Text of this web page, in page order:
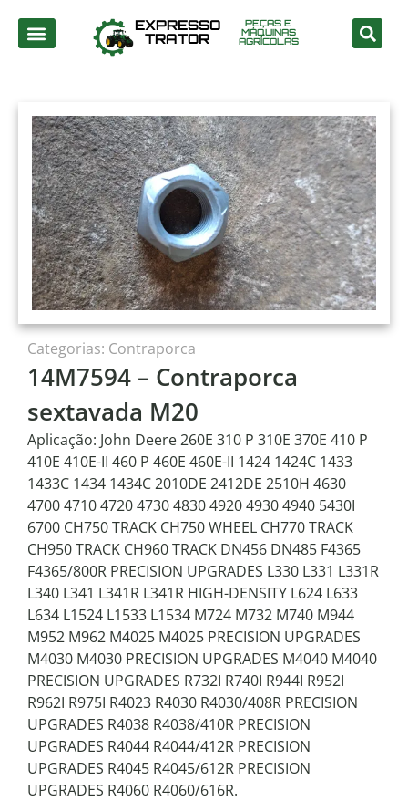
EXPRESSO
TRATOR
PEÇAS E
MÁQUINAS
AGRÍCOLAS
Categorias: Contraporca
14M7594 – Contraporca
sextavada M20
Aplicação: John Deere 260E 310 P 310E 370E 410 P
410E 410E-II 460 P 460E 460E-II 1424 1424C 1433
1433C 1434 1434C 2010DE 2412DE 2510H 4630
4700 4710 4720 4730 4830 4920 4930 4940 5430I
6700 CH750 TRACK CH750 WHEEL CH770 TRACK
CH950 TRACK CH960 TRACK DN456 DN485 F4365
F4365/800R PRECISION UPGRADES L330 L331 L331R
L340 L341 L341R L341R HIGH-DENSITY L624 L633
L634 L1524 L1533 L1534 M724 M732 M740 M944
M952 M962 M4025 M4025 PRECISION UPGRADES
M4030 M4030 PRECISION UPGRADES M4040 M4040
PRECISION UPGRADES R732I R740I R944I R952I
R962I R975I R4023 R4030 R4030/408R PRECISION
UPGRADES R4038 R4038/410R PRECISION
UPGRADES R4044 R4044/412R PRECISION
UPGRADES R4045 R4045/612R PRECISION
UPGRADES R4060 R4060/616R.